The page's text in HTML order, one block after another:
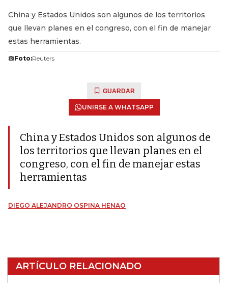
China y Estados Unidos son algunos de los territorios
que llevan planes en el congreso, con el fin de manejar
estas herramientas.
Foto:Reuters
GUARDAR
UNIRSE A WHATSAPP
China y Estados Unidos son algunos de
los territorios que llevan planes en el
congreso, con el fin de manejar estas
herramientas
DIEGO ALEJANDRO OSPINA HENAO
ARTÍCULO RELACIONADO